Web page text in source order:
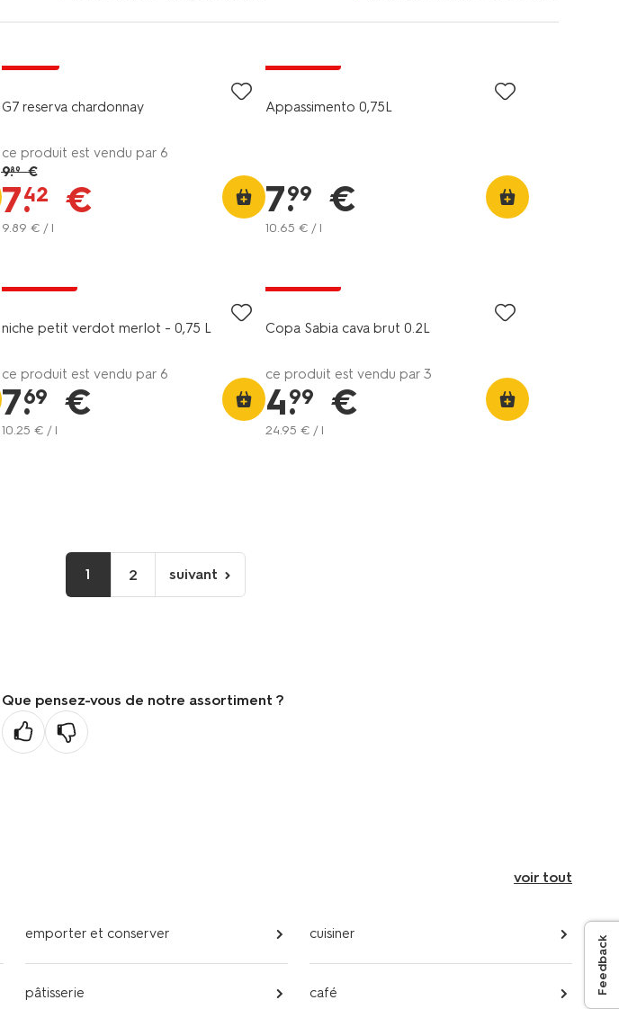
G7 reserva chardonnay
ce produit est vendu par 6
9.89 €
7.
42 €
9.89 € / l
Appassimento 0,75L
7.
99 €
10.65 € / l
niche petit verdot merlot - 0,75 L
ce produit est vendu par 6
7.
69 €
10.25 € / l
Copa Sabia cava brut 0.2L
ce produit est vendu par 3
4.
99 €
24.95 € / l
1 2
page
suivante
suivant
Que pensez-vous de notre assortiment ?
voir tout
emporter et conserver cuisiner
pâtisserie café Feedback